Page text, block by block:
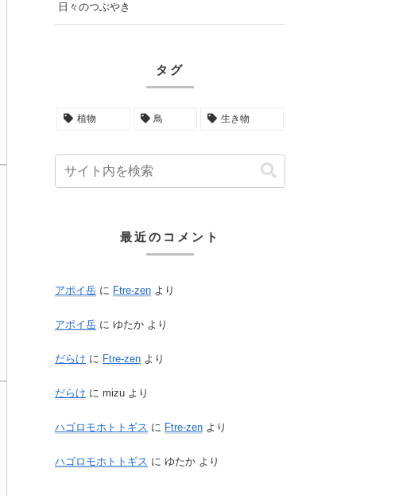
日々のつぶやき
タグ
植物 鳥 生き物
最近のコメント
アポイ岳 に Ftre-zen より
アポイ岳 に ゆたか より
だらけ に Ftre-zen より
だらけ に mizu より
ハゴロモホトトギス に Ftre-zen より
ハゴロモホトトギス に ゆたか より